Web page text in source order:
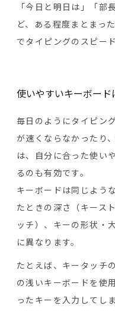
「今日と明日は」「部
ど、ある程度まとまっ
でタイピングのスピー
使いやすいキーボード
毎日のようにタイピン
が速くならなかったり
は、自分に合った使い
るのも有効です。
キーボードは同じよう
たときの深さ（キース
ッチ）、キーの形状・
に異なります。
たとえば、キータッチ
の浅いキーボードを使
ったキーを入力してし